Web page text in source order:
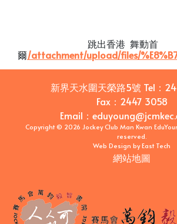
跳出香港 舞動首
爾/attachment/upload/files/
新界天水圍天榮路5號 Tel：
Fax： 2447 3058
Email ：
Copyright © 2026 Jockey Club Man Kwan
reserved.
Web Design byEast Tech
網站地圖